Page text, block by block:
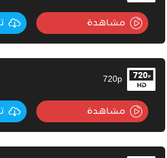
مشاهدة
720p
مشاهدة